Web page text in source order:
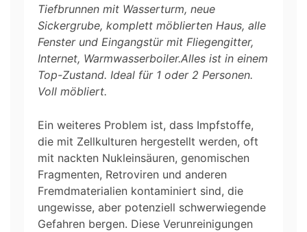
Tiefbrunnen mit Wasserturm, neue
Sickergrube, komplett möblierten Haus, alle
Fenster und Eingangstür mit Fliegengitter,
Internet, Warmwasserboiler.Alles ist in einem
Top-Zustand. Ideal für 1 oder 2 Personen.
Voll möbliert.
Ein weiteres Problem ist, dass Impfstoffe,
die mit Zellkulturen hergestellt werden, oft
mit nackten Nukleinsäuren, genomischen
Fragmenten, Retroviren und anderen
Fremdmaterialien kontaminiert sind, die
ungewisse, aber potenziell schwerwiegende
Gefahren bergen. Diese Verunreinigungen